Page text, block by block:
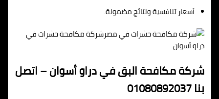
أسعار تنافسية ونتائج مضمونة.
شركة مكافحة حشرات في
دراو أسوان
شركة مكافحة البق في دراو أسوان – اتصل
بنا 01080892037